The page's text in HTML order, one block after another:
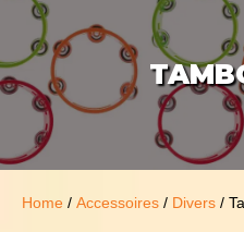
Home / Accessoires / Divers /